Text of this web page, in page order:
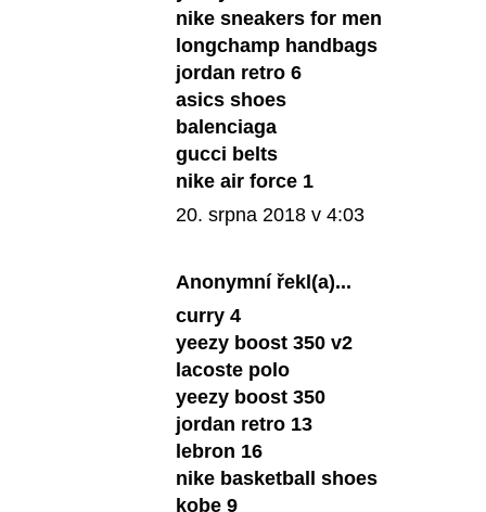
nike sneakers for men
longchamp handbags
jordan retro 6
asics shoes
balenciaga
gucci belts
nike air force 1
20. srpna 2018 v 4:03
Anonymní řekl(a)...
curry 4
yeezy boost 350 v2
lacoste polo
yeezy boost 350
jordan retro 13
lebron 16
nike basketball shoes
kobe 9